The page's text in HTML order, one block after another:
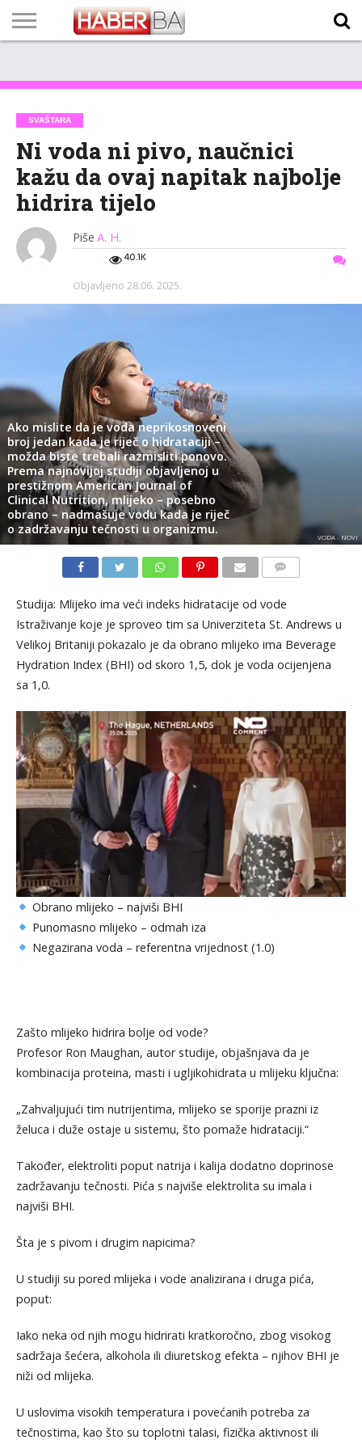
TECH
PROGRAM
PROGNOZA
PUTEVIMA
LISTA
NAMA
SVAŠTARA
Ni voda ni pivo, naučnici
kažu da ovaj napitak najbolje
hidrira tijelo
Piše A. H.
40.1K
Objavljeno 28.06. 2025.
Ako mislite da je voda neprikosnoveni
broj jedan kada je riječ o hidrataciji –
možda biste trebali razmisliti ponovo.
Prema najnovijoj studiji objavljenoj u
prestižnom American Journal of
Clinical Nutrition, mlijeko – posebno
obrano – nadmašuje vodu kada je riječ
o zadržavanju tečnosti u organizmu.
VODA - NOVI
Studija: Mlijeko ima veći indeks hidratacije od vode
Istraživanje koje je sproveo tim sa Univerziteta St. Andrews u
Velikoj Britaniji pokazalo je da obrano mlijeko ima Beverage
Hydration Index (BHI) od skoro 1,5, dok je voda ocijenjena
sa 1,0.
Obrano mlijeko – najviši BHI
Punomasno mlijeko – odmah iza
Negazirana voda – referentna vrijednost (1.0)
Zašto mlijeko hidrira bolje od vode?
Profesor Ron Maughan, autor studije, objašnjava da je
kombinacija proteina, masti i ugljikohidrata u mlijeku ključna:
„Zahvaljujući tim nutrijentima, mlijeko se sporije prazni iz
želuca i duže ostaje u sistemu, što pomaže hidrataciji.“
Također, elektroliti poput natrija i kalija dodatno doprinose
zadržavanju tečnosti. Pića s najviše elektrolita su imala i
najviši BHI.
Šta je s pivom i drugim napicima?
U studiji su pored mlijeka i vode analizirana i druga pića,
poput:
Iako neka od njih mogu hidrirati kratkoročno, zbog visokog
sadržaja šećera, alkohola ili diuretskog efekta – njihov BHI je
niži od mlijeka.
U uslovima visokih temperatura i povećanih potreba za
tečnostima, kao što su toplotni talasi, fizička aktivnost ili